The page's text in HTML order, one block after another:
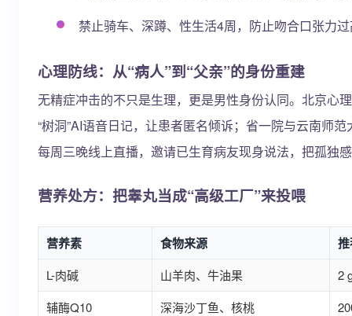
禁止骑车、深蹲、性生活4周，防止吻合口张力
心理防线：从“病人”到“父亲”的身份重建
无精症冲击的不只是生理，更是男性身份认同。北京心
“树洞”AI语音日记，让患者匿名倾诉；省一院与云南师
每周三晚线上直播，邀请已生育病友现身说法，把孤独
营养处方：把睾丸当成“高级工厂”来投喂
营养素 食物来源
L-肉碱 山羊肉、牛油果
2
辅酶Q10
深海沙丁鱼、核桃